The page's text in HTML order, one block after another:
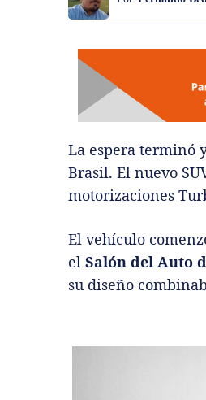
La espera terminó
Brasil. El nuevo
motorizaciones
El vehículo
el Salón del Auto
su diseño